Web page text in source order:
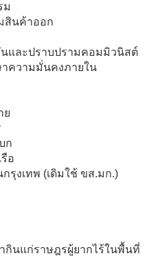
ม
สินค้าออก
นและปราบปรามคอมมิวนิสต์
าความมั่นคงภายใน
ย
ก
อ
รุงเทพ (เดิมใช้ ขส.มก.)
กินแก่ราษฎรผู้ยากไร้ในพื้นที่